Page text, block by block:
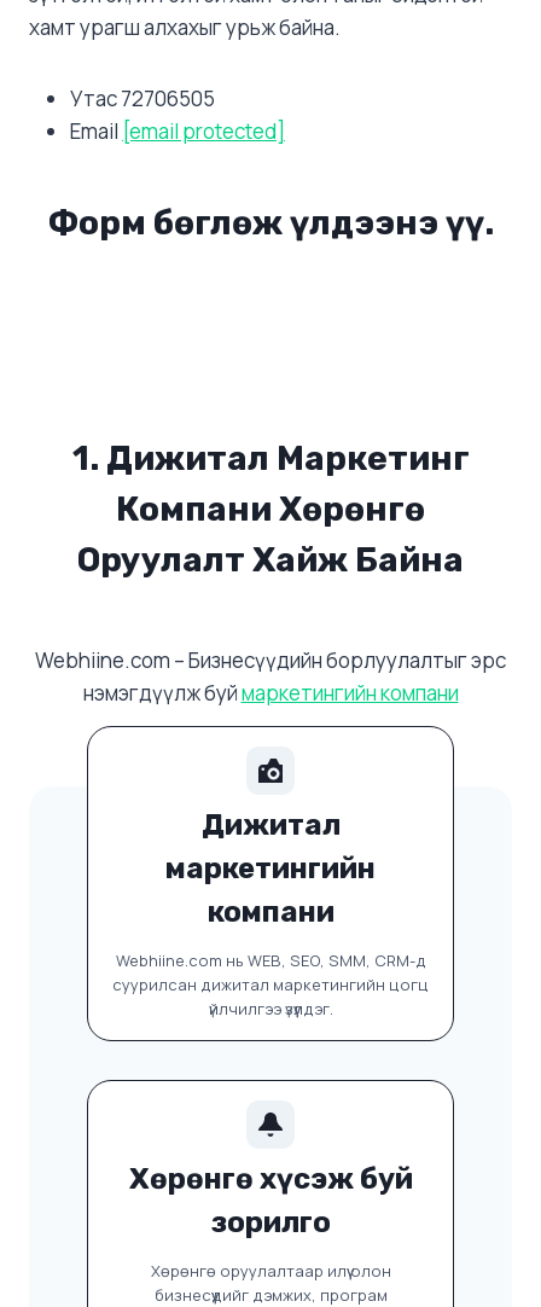
хамт урагш алхахыг урьж байна.
Утас 72706505
Email [email protected]
Форм бөглөж үлдээнэ үү.
1. Дижитал Маркетинг
Компани Хөрөнгө
Оруулалт Хайж Байна
Webhiine.com – Бизнесүүдийн борлуулалтыг эрс
нэмэгдүүлж буймаркетингийн компани
Дижитал
маркетингийн
компани
Webhiine.com нь WEB, SEO, SMM, CRM-д
суурилсан дижитал маркетингийн цогц
үйлчилгээ үзүүлдэг.
Хөрөнгө хүсэж буй
зорилго
Хөрөнгө оруулалтаар илүү олон
бизнесүүдийг дэмжих, програм